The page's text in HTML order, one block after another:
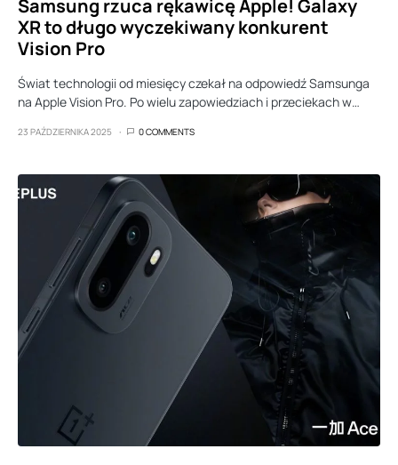
Samsung rzuca rękawicę Apple! Galaxy
XR to długo wyczekiwany konkurent
Vision Pro
Świat technologii od miesięcy czekał na odpowiedź Samsunga
na Apple Vision Pro. Po wielu zapowiedziach i przeciekach w…
23 PAŹDZIERNIKA 2025 0 COMMENTS